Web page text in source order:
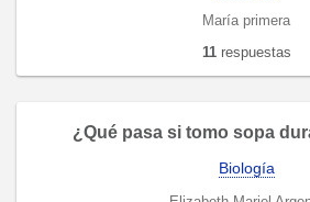
María primera
11respuestas
¿Qué pasa si tomo sopa
Biología